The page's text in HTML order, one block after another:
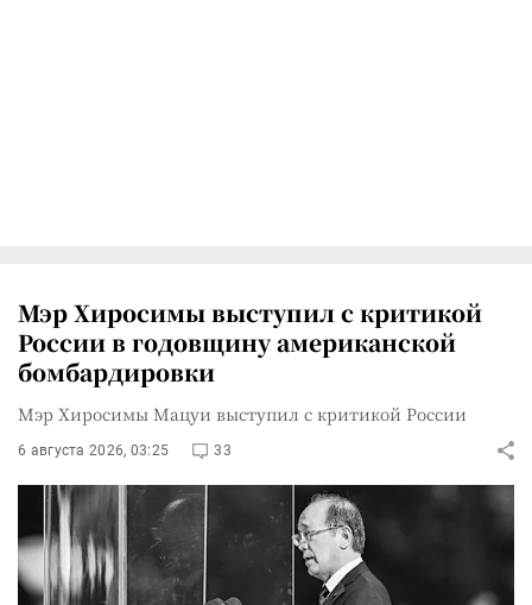
Мэр Хиросимы выступил с критикой
России в годовщину американской
бомбардировки
Мэр Хиросимы Мацуи выступил с критикой России
6 августа 2026, 03:25 33